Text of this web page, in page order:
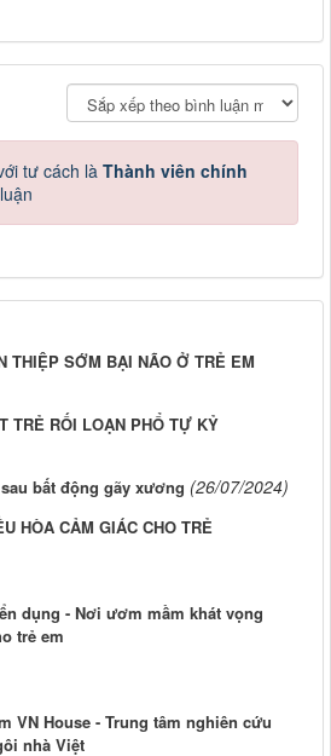
tư cách là Thành viên chính
THIỆP SỚM BẠI NÃO Ở TRẺ EM
TRẺ RỐI LOẠN PHỔ TỰ KỶ
bất động gãy xương (26/07/2024)
HÒA CẢM GIÁC CHO TRẺ
dụng - Nơi ươm mầm khát vọng
trẻ em
VN House - Trung tâm nghiên cứu
nhà Việt